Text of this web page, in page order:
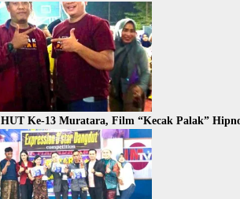
Ke-13 Muratara, Film “Kecak Palak”